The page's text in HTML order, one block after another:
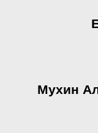
Мухин